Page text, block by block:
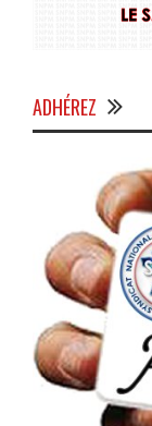
ADHÉREZ